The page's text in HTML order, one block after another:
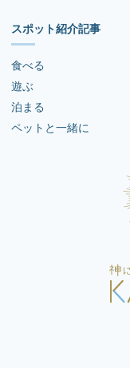
スポット紹介記事
食べる
遊ぶ
泊まる
ペットと一緒に